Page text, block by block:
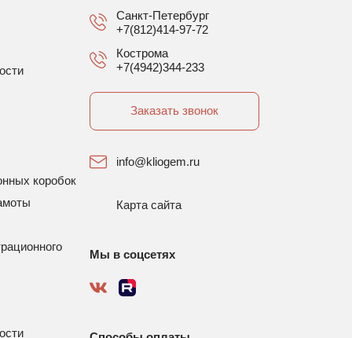
коробок
Санкт-Петербург
+7(812)414-97-72
Кострома
+7(4942)344-233
Заказать звонок
info@kliogem.ru
Карта сайта
Мы в соцсетях